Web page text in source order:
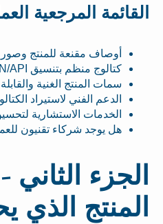
القائمة المرجعية
أوصاف مقنعة للمنتج وصور
كتالوج منظم بتنسيق CSV/JSON/API؟
سمات المنتج الغنية
الدعم الفني لاستيراد
الخدمات الاستشارية
هل يوجد شركاء تقنيون
الجزء
المنتج الذي